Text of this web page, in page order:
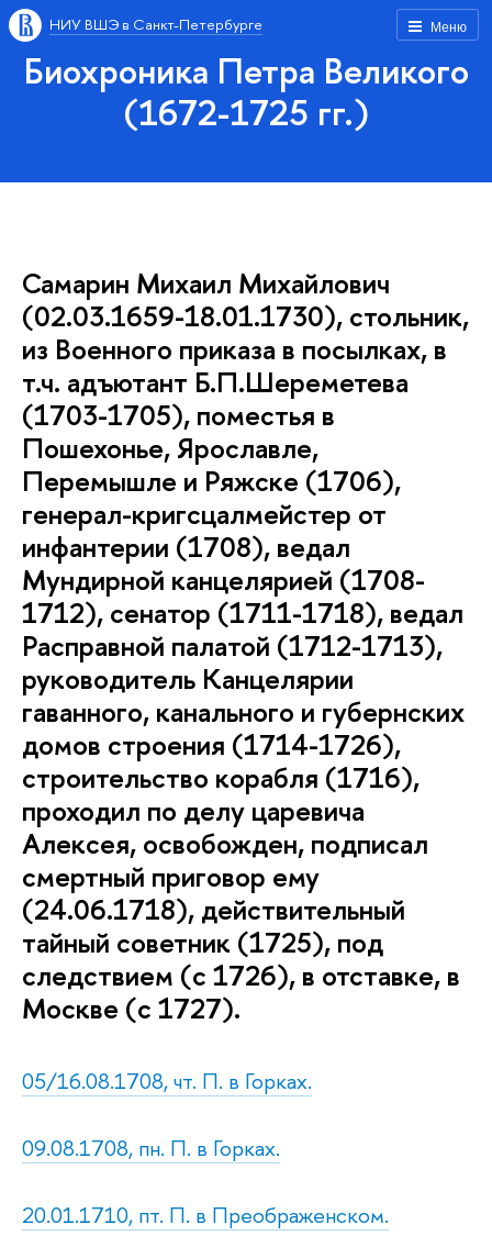
Меню
НИУ ВШЭ в Санкт-Петербурге
Биохроника Петра Великого
(1672-1725 гг.)
Самарин Михаил Михайлович
(02.03.1659-18.01.1730), стольник,
из Военного приказа в посылках, в
т.ч. адъютант Б.П.Шереметева
(1703-1705), поместья в
Пошехонье, Ярославле,
Перемышле и Ряжске (1706),
генерал-кригсцалмейстер от
инфантерии (1708), ведал
Мундирной канцелярией (1708-
1712), сенатор (1711-1718), ведал
Расправной палатой (1712-1713),
руководитель Канцелярии
гаванного, канального и губернских
домов строения (1714-1726),
строительство корабля (1716),
проходил по делу царевича
Алексея, освобожден, подписал
смертный приговор ему
(24.06.1718), действительный
тайный советник (1725), под
следствием (с 1726), в отставке, в
Москве (с 1727).
05/16.08.1708, чт. П. в Горках.
09.08.1708, пн. П. в Горках.
20.01.1710, пт. П. в Преображенском.